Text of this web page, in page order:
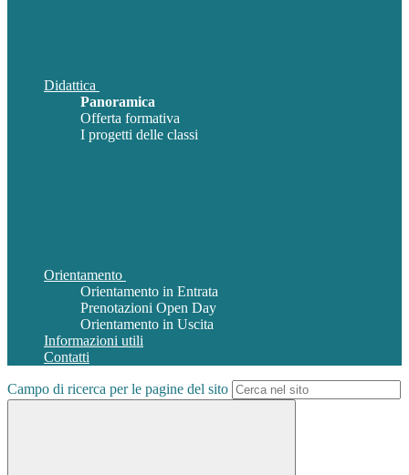
Didattica
Panoramica
Offerta formativa
I progetti delle classi
Orientamento
Orientamento in Entrata
Prenotazioni Open Day
Orientamento in Uscita
Informazioni utili
Contatti
Campo di ricerca per le pagine del sito